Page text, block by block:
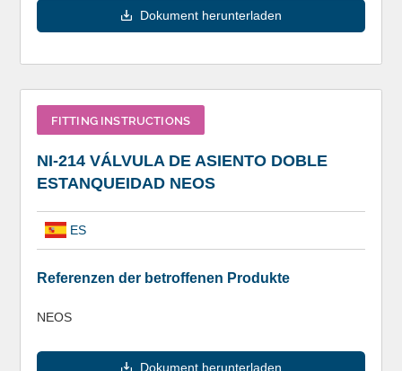
Dokument herunterladen
FITTING INSTRUCTIONS
NI-214 VÁLVULA DE ASIENTO DOBLE
ESTANQUEIDAD NEOS
ES
Referenzen der betroffenen Produkte
NEOS
Dokument herunterladen